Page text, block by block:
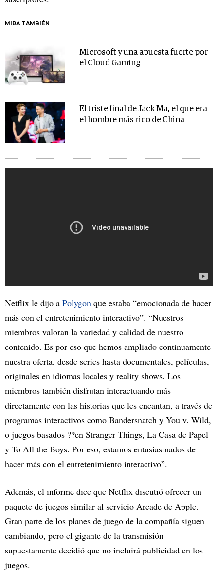
MIRA TAMBIÉN
Microsoft y una apuesta fuerte por
el Cloud Gaming
El triste final de Jack Ma, el que era
el hombre más rico de China
Netflix le dijo a Polygon que estaba “emocionada de hacer
más con el entretenimiento interactivo”. “Nuestros
miembros valoran la variedad y calidad de nuestro
contenido. Es por eso que hemos ampliado continuamente
nuestra oferta, desde series hasta documentales, películas,
originales en idiomas locales y reality shows. Los
miembros también disfrutan interactuando más
directamente con las historias que les encantan, a través de
programas interactivos como Bandersnatch y You v. Wild,
o juegos basados ??en Stranger Things, La Casa de Papel
y To All the Boys. Por eso, estamos entusiasmados de
hacer más con el entretenimiento interactivo”.
Además, el informe dice que Netflix discutió ofrecer un
paquete de juegos similar al servicio Arcade de Apple.
Gran parte de los planes de juego de la compañía siguen
cambiando, pero el gigante de la transmisión
supuestamente decidió que no incluirá publicidad en los
juegos.